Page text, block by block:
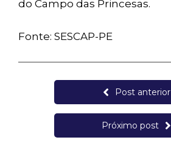
do Campo das Princesas.
Fonte: SESCAP-PE
Post anterior
Próximo post